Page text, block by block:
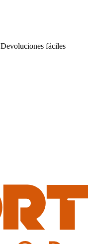
Devoluciones fáciles